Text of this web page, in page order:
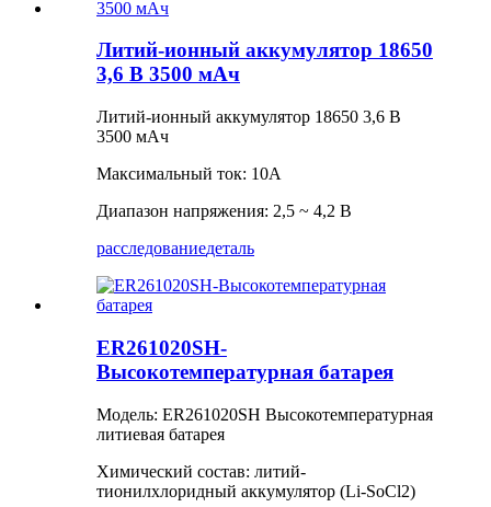
Литий-ионный аккумулятор 18650
3,6 В 3500 мАч
Литий-ионный аккумулятор 18650 3,6 В
3500 мАч
Максимальный ток: 10А
Диапазон напряжения: 2,5 ~ 4,2 В
расследованиедеталь
ER261020SH-
Высокотемпературная батарея
Модель: ER261020SH Высокотемпературная
литиевая батарея
Химический состав: литий-
тионилхлоридный аккумулятор (Li-SoCl2)